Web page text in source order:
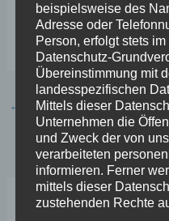
erzielt werden könnte
wird.“
← Vorheriger Beitrag
beispielsweise des
Adresse oder
Person, erfolgt stets
Datenschutz-
Übereinstimmung mit
landesspezifischen
Mittels dieser
Unternehmen die
und Zweck der von
verarbeiteten
informieren. Ferner
mittels dieser
zustehenden Rechte